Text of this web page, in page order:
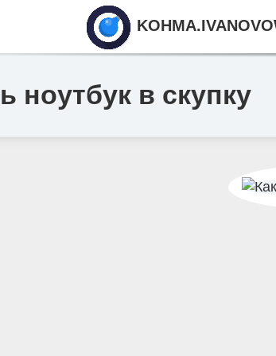
ноутбук в скупку